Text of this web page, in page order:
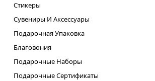
Стикеры
Сувениры И Аксессуары
Подарочная Упаковка
Благовония
Подарочные Наборы
Подарочные Сертификаты